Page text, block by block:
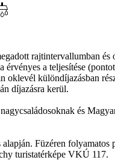
rajtintervallumban
érvényes a teljesítése
különdíjazásban
díjazásra kerül.
és
Füzéren folyamatos
turistatérképe VKÚ 117.